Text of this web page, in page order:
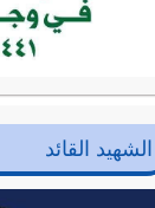
الشهيد القائد